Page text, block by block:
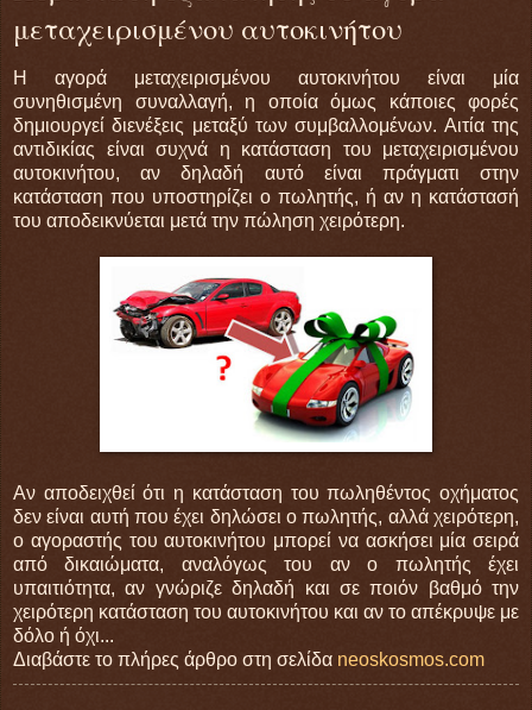
μεταχειρισμένου αυτοκινήτου
Η αγορά μεταχειρισμένου αυτοκινήτου είναι μία
συνηθισμένη συναλλαγή, η οποία όμως κάποιες φορές
δημιουργεί διενέξεις μεταξύ των συμβαλλομένων. Αιτία της
αντιδικίας είναι συχνά η κατάσταση του μεταχειρισμένου
αυτοκινήτου, αν δηλαδή αυτό είναι πράγματι στην
κατάσταση που υποστηρίζει ο πωλητής, ή αν η κατάστασή
του αποδεικνύεται μετά την πώληση χειρότερη.
Αν αποδειχθεί ότι η κατάσταση του πωληθέντος οχήματος
δεν είναι αυτή που έχει δηλώσει ο πωλητής, αλλά χειρότερη,
ο αγοραστής του αυτοκινήτου μπορεί να ασκήσει μία σειρά
από δικαιώματα, αναλόγως του αν ο πωλητής έχει
υπαιτιότητα, αν γνώριζε δηλαδή και σε ποιόν βαθμό την
χειρότερη κατάσταση του αυτοκινήτου και αν το απέκρυψε με
δόλο ή όχι...
Διαβάστε το πλήρες άρθρο στη σελίδα neoskosmos.com